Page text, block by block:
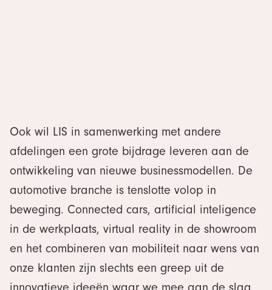
Ook wil LIS in samenwerking met andere
afdelingen een grote bijdrage leveren aan de
ontwikkeling van nieuwe businessmodellen. De
automotive branche is tenslotte volop in
beweging. Connected cars, artificial inteligence
in de werkplaats, virtual reality in de showroom
en het combineren van mobiliteit naar wens van
onze klanten zijn slechts een greep uit de